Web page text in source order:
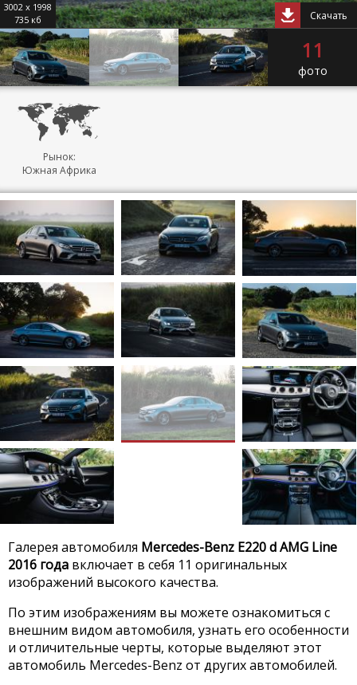
3002 x 1998
735 кб
Скачать
11
фото
Рынок:
Южная Африка
Галерея автомобиля Mercedes-Benz E220 d AMG Line
2016 года включает в себя 11 оригинальных
изображений высокого качества.
По этим изображениям вы можете ознакомиться с
внешним видом автомобиля, узнать его особенности
и отличительные черты, которые выделяют этот
автомобиль Mercedes-Benz от других автомобилей.